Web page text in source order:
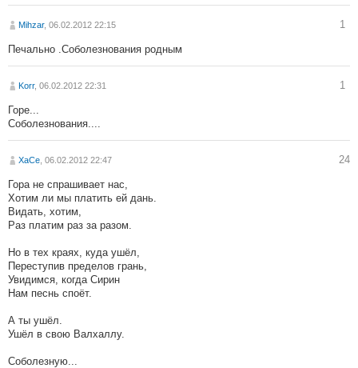
Mihzar, 06.02.2012 22:15 1
Печально .Соболезнования родным
Korr, 06.02.2012 22:31 1
Горе...
Соболезнования....
XaCe , 06.02.2012 22:47 24
Гора не спрашивает нас,
Хотим ли мы платить ей дань.
Видать, хотим,
Раз платим раз за разом.
Но в тех краях, куда ушёл,
Переступив пределов грань,
Увидимся, когда Сирин
Нам песнь споёт.
А ты ушёл.
Ушёл в свою Валхаллу.
Соболезную...